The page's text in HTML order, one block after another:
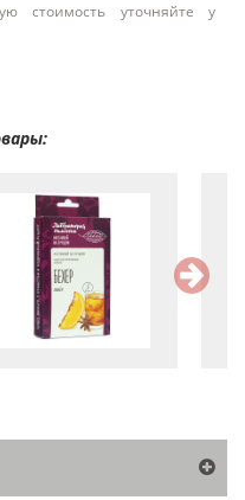
стоимость уточняйте у